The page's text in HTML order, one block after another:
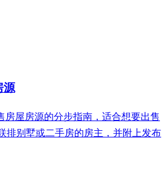
源
屋房源的分步指南，适合想要出售
排别墅或二手房的房主，并附上发布